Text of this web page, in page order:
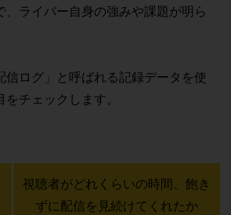
、ライバー自身の強みや課題が明ら
信ログ」と呼ばれる記録データを使
チェックします。
視聴者がどれくらいの時間、飽き
ずに配信を見続けてくれたか